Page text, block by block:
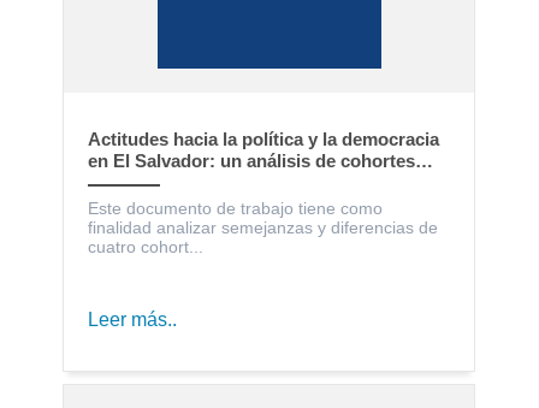
Actitudes hacia la política y la democracia
en El Salvador: un análisis de cohortes
generacionales
Este documento de trabajo tiene como
finalidad analizar semejanzas y diferencias de
cuatro cohort...
Leer más..